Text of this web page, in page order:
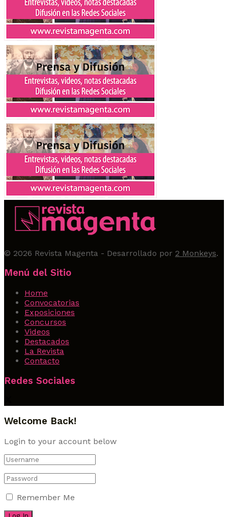
© 2026 Revista Magenta - Desarrollado por 2 Monkeys.
Menú del Sitio
Home
Convocatorias
Exposiciones
Concursos
Videos
Destacados
La Revista
Contacto
Redes Sociales
Welcome Back!
Login to your account below
Remember Me